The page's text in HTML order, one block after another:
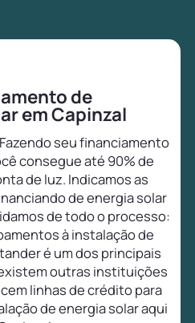
de
em Capinzal
seu financiamento
consegue até 90% de
de luz. Indicamos as
de energia solar
de todo o processo:
à instalação de
é um dos principais
outras instituições
linhas de crédito para
de energia solar aqui